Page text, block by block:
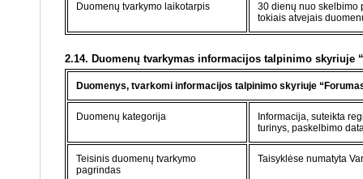
Duomenų tvarkymo laikotarpis
30 dienų nuo skelbimo
tokiais atvejais
2.14. Duomenų tvarkymas informacijos talpinimo skyriuje
Duomenys, tvarkomi informacijos talpinimo skyriuje
Duomenų kategorija
Informacija, suteikta
turinys, paskelbimo
Teisinis duomenų tvarkymo
pagrindas
Taisyklėse numatyta